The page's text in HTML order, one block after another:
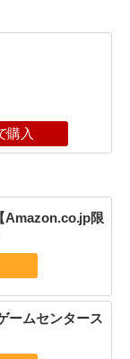
購入
Amazon.co.jp限
ームセンタース